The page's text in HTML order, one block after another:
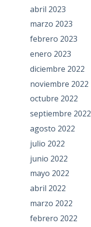
abril 2023
marzo 2023
febrero 2023
enero 2023
diciembre 2022
noviembre 2022
octubre 2022
septiembre 2022
agosto 2022
julio 2022
junio 2022
mayo 2022
abril 2022
marzo 2022
febrero 2022